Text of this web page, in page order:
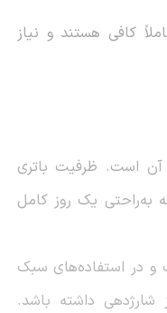
کافی هستند و نیاز
آن است. ظرفیت باتری
که به‌راحتی یک روز کامل
و در استفاده‌های سبک
داشته باشد.